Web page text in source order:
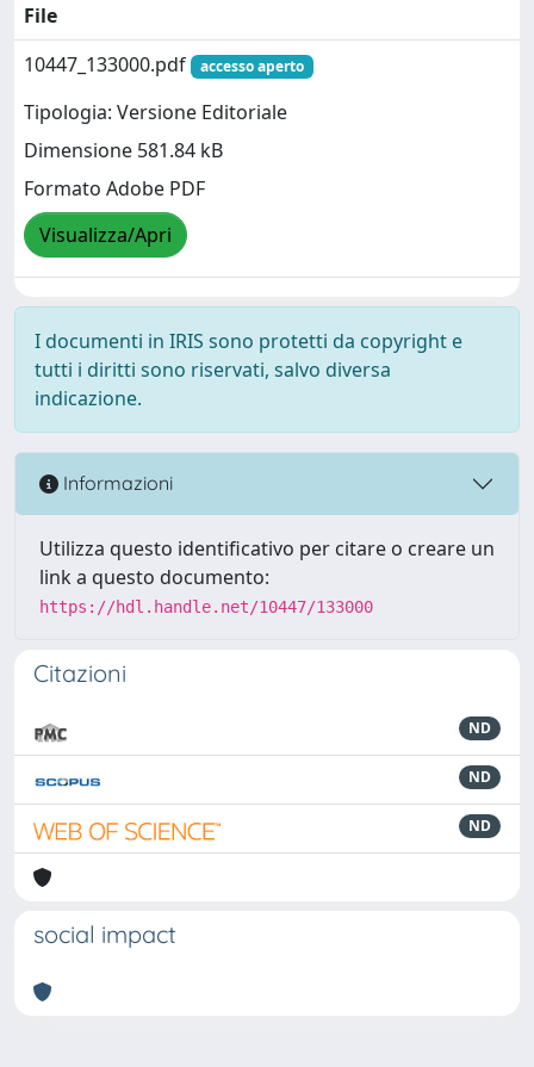
File
10447_133000.pdf
accesso aperto
Tipologia: Versione Editoriale
Dimensione 581.84 kB
Formato Adobe PDF
Visualizza/Apri
I documenti in IRIS sono protetti da copyright e
tutti i diritti sono riservati, salvo diversa
indicazione.
Informazioni
Utilizza questo identificativo per citare o creare un
link a questo documento:
https://hdl.handle.net/10447/133000
Citazioni
ND
ND
ND
social impact